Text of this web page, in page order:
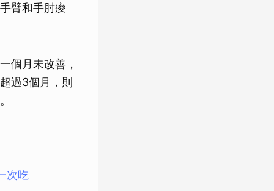
臂和手肘痠
個月未改善，
過3個月，則
次吃